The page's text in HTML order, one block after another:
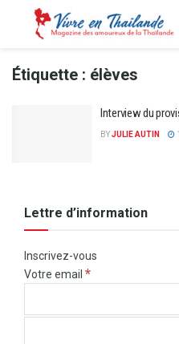
Étiquette : élèves
Interview du
BYJULIE AUTIN
Lettre d’information
Inscrivez-vous
Votre email *